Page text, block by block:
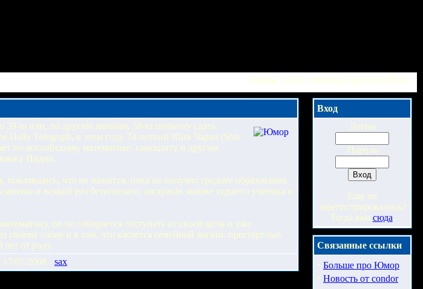
Сейчас 14:22, суббота, 8 августа 2026г.
39-ю или, по другим данным, 38-ю попытку сдать
Daily Telegraph, в этом году 74-летний Шив Чаран (Shiv
по английскому, математике, санскриту и другим
Индии.
что не женится, пока не получит среднее образование.
и всякий раз безуспешно, заслужив звание худшего ученика в
он не собирается отступать от своей цели и уже
слову и в том, что касается семейной жизни: престарелый
от роду.
17/07/2008 - sax
Вход
Логин
Пароль
Еще не
зарегистрировались?
Тогда вам сюда.
Связанные ссылки
· Больше про Юмор
· Новость от condor